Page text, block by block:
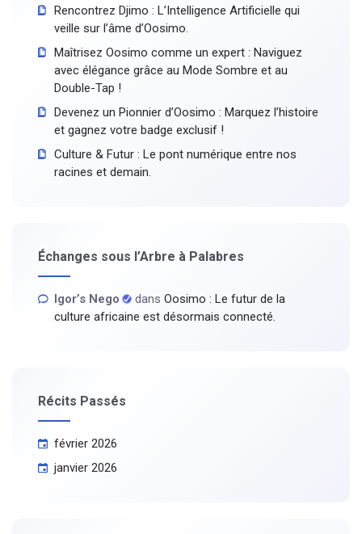
Rencontrez Djimo : L’Intelligence Artificielle qui
veille sur l’âme d’Oosimo.
Maîtrisez Oosimo comme un expert : Naviguez
avec élégance grâce au Mode Sombre et au
Double-Tap !
Devenez un Pionnier d’Oosimo : Marquez l’histoire
et gagnez votre badge exclusif !
Culture & Futur : Le pont numérique entre nos
racines et demain.
Échanges sous l’Arbre à Palabres
Igor’s Nego dans Oosimo : Le futur de la
culture africaine est désormais connecté.
Récits Passés
février 2026
janvier 2026